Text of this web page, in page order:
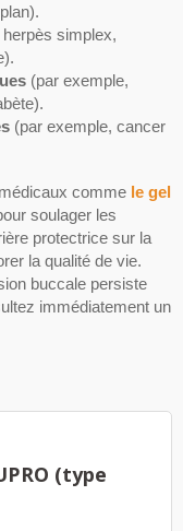
simplex,
(par exemple,
(par exemple, cancer
comme le gel
soulager les
protectrice sur la
la qualité de vie.
buccale persiste
immédiatement un
(type